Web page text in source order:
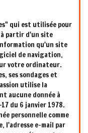
qui est utilisée pour
à partir d'un site
qu'un site
de navigation,
votre ordinateur.
ses sondages et
utilise la
aucune donnée à
du 6 janvier 1978.
personnelle comme
l'adresse e-mail par